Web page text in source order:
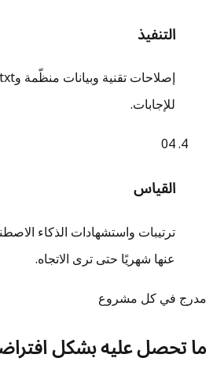
التنفيذ
للإجابات.
04
القياس
ترتيبات واستشهادات الذكاء
عنها شهريًا حتى ترى الاتجاه.
مدرج في كل مشروع
ما تحصل عليه بشكل